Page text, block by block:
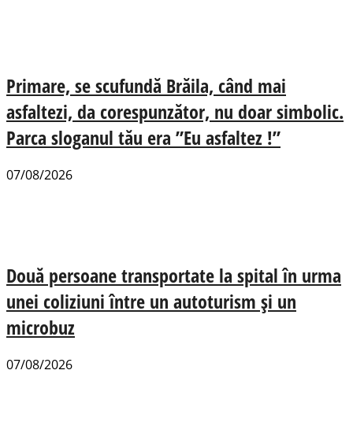
Primare, se scufundă Brăila, când mai
asfaltezi, da corespunzător, nu doar simbolic.
Parca sloganul tău era ”Eu asfaltez !”
07/08/2026
Două persoane transportate la spital în urma
unei coliziuni între un autoturism și un
microbuz
07/08/2026